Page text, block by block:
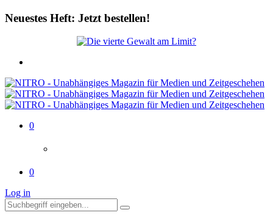
Neuestes Heft: Jetzt bestellen!
0
0
Log in